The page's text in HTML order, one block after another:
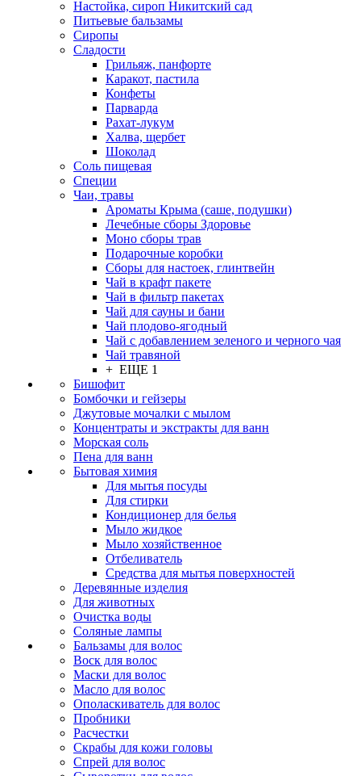
Настойка, сироп Никитский сад
Питьевые бальзамы
Сиропы
Сладости
Грильяж, панфорте
Каракот, пастила
Конфеты
Парварда
Рахат-лукум
Халва, щербет
Шоколад
Соль пищевая
Специи
Чаи, травы
Ароматы Крыма (саше, подушки)
Лечебные сборы Здоровье
Моно сборы трав
Подарочные коробки
Сборы для настоек, глинтвейн
Чай в крафт пакете
Чай в фильтр пакетах
Чай для сауны и бани
Чай плодово-ягодный
Чай с добавлением зеленого и черного чая
Чай травяной
+ ЕЩЕ 1
Бишофит
Бомбочки и гейзеры
Джутовые мочалки с мылом
Концентраты и экстракты для ванн
Морская соль
Пена для ванн
Бытовая химия
Для мытья посуды
Для стирки
Кондиционер для белья
Мыло жидкое
Мыло хозяйственное
Отбеливатель
Средства для мытья поверхностей
Деревянные изделия
Для животных
Очистка воды
Соляные лампы
Бальзамы для волос
Воск для волос
Маски для волос
Масло для волос
Ополаскиватель для волос
Пробники
Расчестки
Скрабы для кожи головы
Спрей для волос